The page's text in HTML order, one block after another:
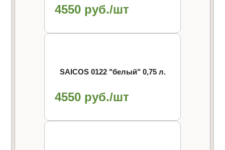
4550 руб./шт
SAICOS 0122 "белый" 0,75 л.
4550 руб./шт